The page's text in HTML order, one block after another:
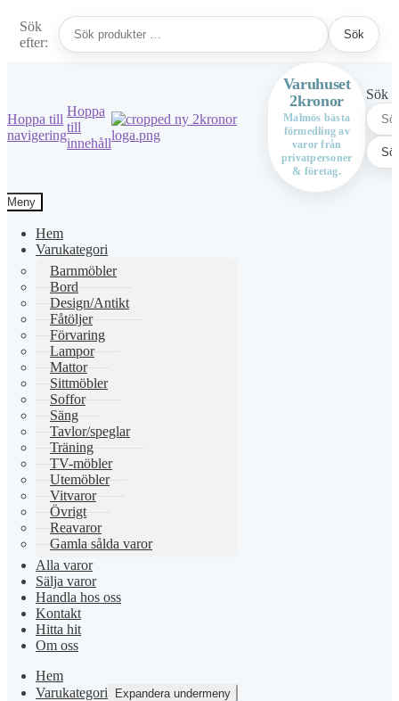
Sök
efter:
Sök
Hoppa till
navigering
Hoppa
till
innehåll
Varuhuset
2kronor
Malmös bästa
förmedling av
varor från
privatpersoner
& företag.
Sök
Meny
Hem
Varukategori
Barnmöbler
Bord
Design/Antikt
Fåtöljer
Förvaring
Lampor
Mattor
Sittmöbler
Soffor
Säng
Tavlor/speglar
Träning
TV-möbler
Utemöbler
Vitvaror
Övrigt
Reavaror
Gamla sålda varor
Alla varor
Sälja varor
Handla hos oss
Kontakt
Hitta hit
Om oss
Hem
Varukategori
Expandera undermeny